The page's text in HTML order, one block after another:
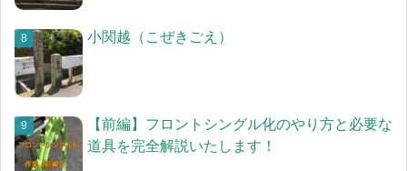
小関越（こぜきごえ）
【前編】フロントシングル化のやり方と必要な
道具を完全解説いたします！